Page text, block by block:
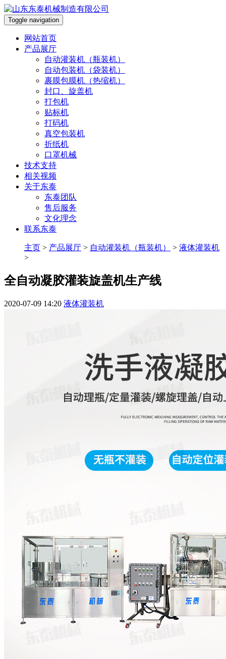
Toggle navigation
网站首页
产品展厅
自动灌装机（瓶装机）
自动包装机（袋装机）
裹膜包膜机（热缩机）
封口、旋盖机
打包机
贴标机
打码机
真空包装机
折纸机
口罩机械
技术支持
相关视频
关于东泰
东泰团队
售后服务
文化理念
联系东泰
主页 > 产品展厅 > 自动灌装机（瓶装机） > 液体灌装机
>
全自动凝胶灌装旋盖机生产线
2020-07-09 14:20 液体灌装机